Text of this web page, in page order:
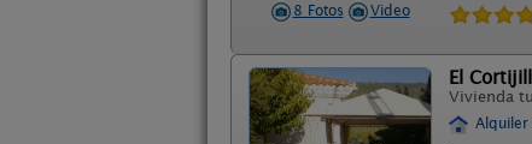
8 Fotos Video
El
Vivienda